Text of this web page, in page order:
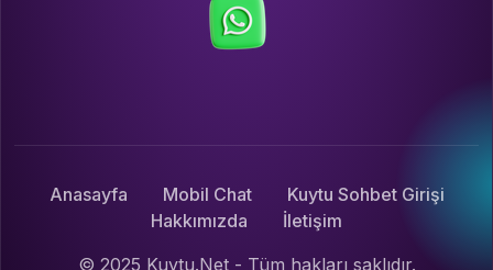
Anasayfa Mobil Chat
Kuytu Sohbet Girişi
Hakkımızda
İletişim
© 2025 Kuytu.Net - Tüm hakları saklıdır.